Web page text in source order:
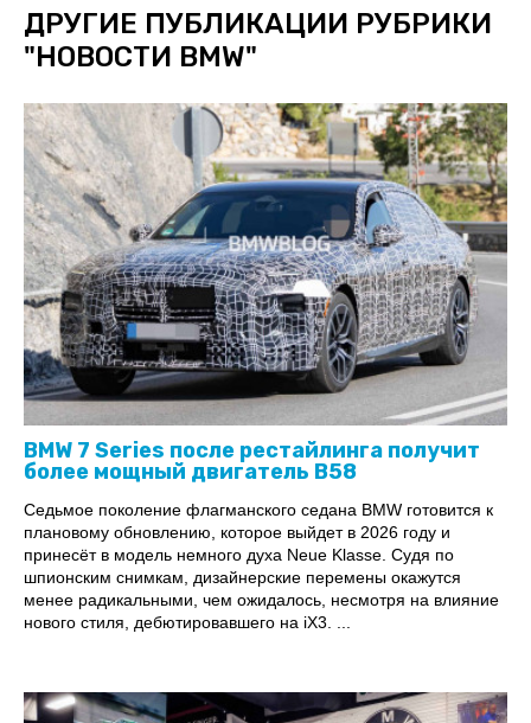
ДРУГИЕ ПУБЛИКАЦИИ РУБРИКИ
"НОВОСТИ BMW"
BMW 7 Series после рестайлинга получит
более мощный двигатель B58
Седьмое поколение флагманского седана BMW готовится к
плановому обновлению, которое выйдет в 2026 году и
принесёт в модель немного духа Neue Klasse. Судя по
шпионским снимкам, дизайнерские перемены окажутся
менее радикальными, чем ожидалось, несмотря на влияние
нового стиля, дебютировавшего на iX3. ...